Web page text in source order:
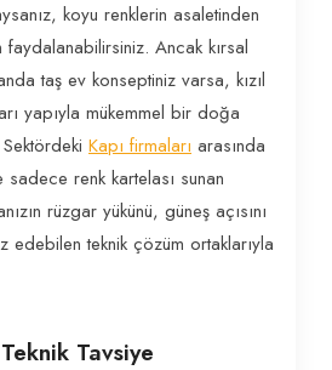
koyu renklerin asaletinden
faydalanabilirsiniz. Ancak kırsal
taş ev konseptiniz varsa, kızıl
yapıyla mükemmel bir doğa
Kapı firmaları arasında
renk kartelası sunan
rüzgar yükünü, güneş açısını
edebilen teknik çözüm ortaklarıyla
Tavsiye